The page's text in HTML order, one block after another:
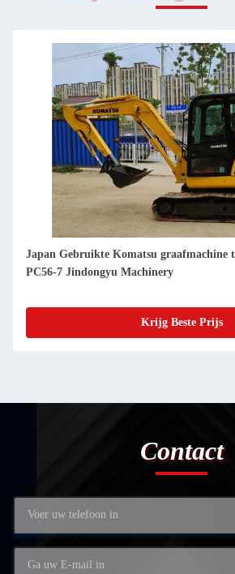
Japan Gebruikte Komatsu graafmachine
PC240-8 Jindongyu Machinery
Krijg Beste Prijs
Contact